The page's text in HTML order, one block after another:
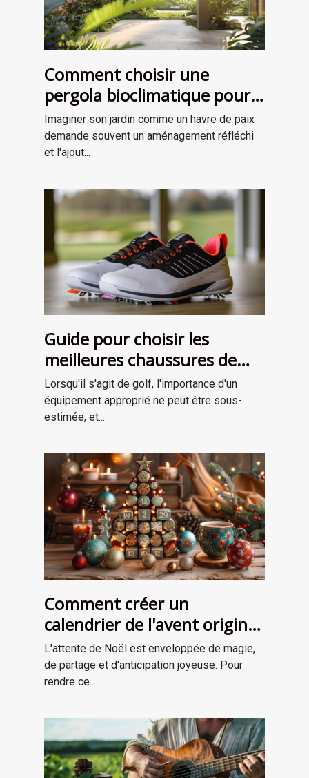
Comment choisir une
pergola bioclimatique pour
améliorer votre jardin
Imaginer son jardin comme un havre de paix
demande souvent un aménagement réfléchi
et l'ajout...
Guide pour choisir les
meilleures chaussures de
golf adaptées à votre style
de jeu
Lorsqu'il s'agit de golf, l'importance d'un
équipement approprié ne peut être sous-
estimée, et...
Comment créer un
calendrier de l'avent original
pour attendre Noël
L'attente de Noël est enveloppée de magie,
de partage et d'anticipation joyeuse. Pour
rendre ce...